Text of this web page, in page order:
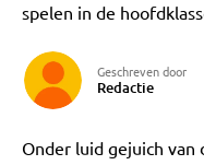
spelen in de
Geschreven door
Redactie
Onder luid gejuich van